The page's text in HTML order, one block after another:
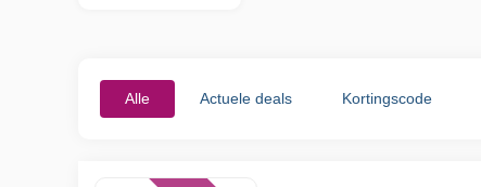
Alle Actuele deals Kortingscode